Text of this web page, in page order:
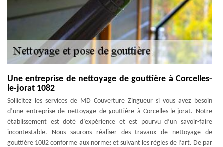
Une entreprise de nettoyage de gouttière à Corcelles-
le-jorat 1082
Sollicitez les services de MD Couverture Zingueur si vous avez besoin
d’une entreprise de nettoyage de gouttière à Corcelles-le-jorat. Notre
établissement est doté d’expérience et est pourvu d’un savoir-faire
incontestable. Nous saurons réaliser des travaux de nettoyage de
gouttière 1082 conforme aux normes et suivant les règles de l’art. De par